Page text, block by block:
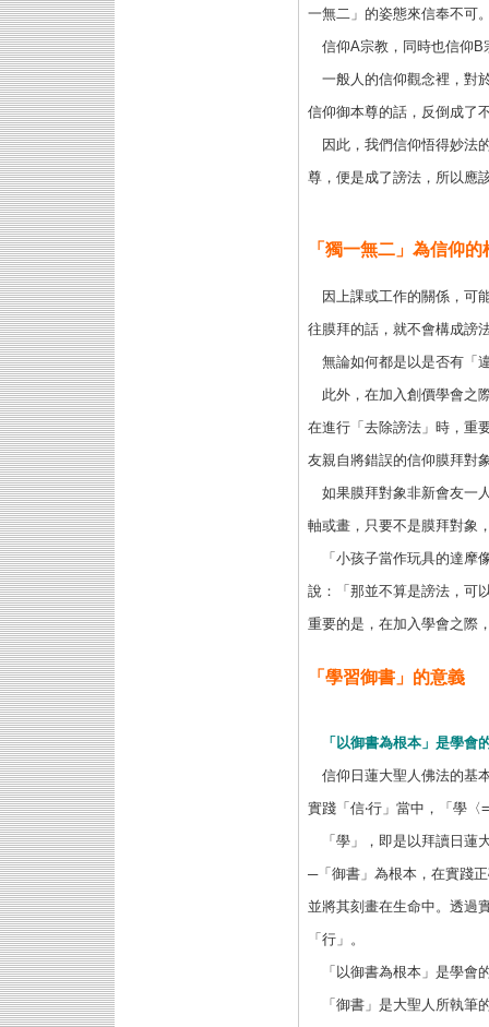
一無二」的姿態來信奉不可
信仰A宗教，同時也信仰
一般人的信仰觀念裡，對
信仰御本尊的話，反倒成了
因此，我們信仰悟得妙法
尊，便是成了謗法，所以應
「獨一無二」為信仰的
因上課或工作的關係，可
往膜拜的話，就不會構成謗
無論如何都是以是否有「
此外，在加入創價學會之
在進行「去除謗法」時，重
友親自將錯誤的信仰膜拜對
如果膜拜對象非新會友一
軸或畫，只要不是膜拜對象
「小孩子當作玩具的達
說：「那並不算是謗法，可
重要的是，在加入學會之際
「學習御書」的意義
「以御書為根本」是學會
信仰日蓮大聖人佛法的基
實踐「信‧行」當中，「學
「學」，即是以拜讀日蓮
─「御書」為根本，在實踐
並將其刻畫在生命中。透過
「行」。
「以御書為根本」是學會
「御書」是大聖人所執